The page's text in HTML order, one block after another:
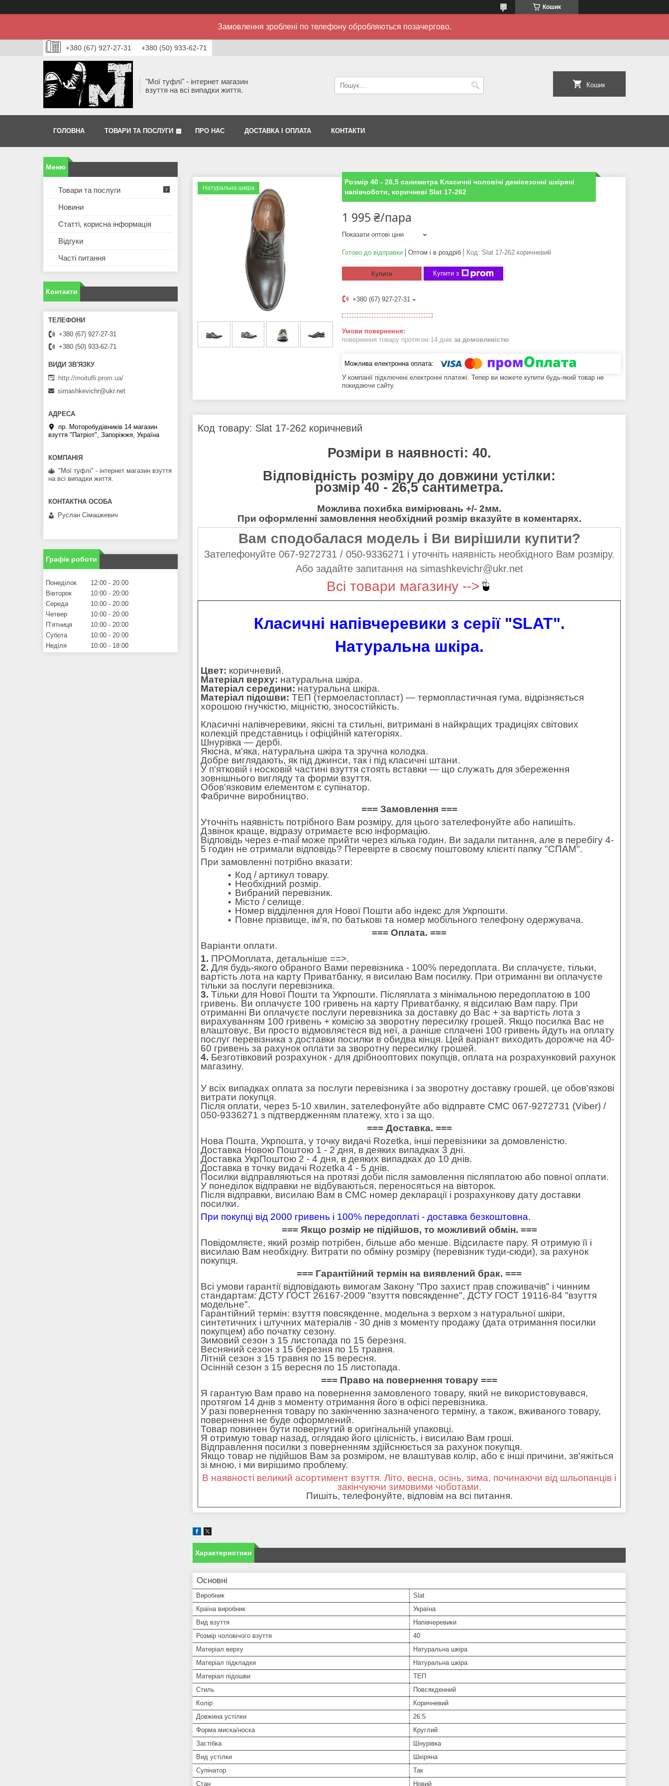
Кошик
Замовлення зроблені по телефону обробляються позачергово.
+380 (67) 927-27-31 +380 (50) 933-62-71
"Мої туфлі" - інтернет магазин
взуття на всі випадки життя.
Кошик
ГОЛОВНА ТОВАРИ ТА ПОСЛУГИ ПРО НАС ДОСТАВКА І ОПЛАТА КОНТАКТИ
Натуральна шкіра
Розмір 40 - 26,5 саниметра Класичні чоловічі демісезонні шкіряні
напівчоботи, коричневі Slat 17-262
1 995 ₴/пара
Показати оптові ціни
Готово до відправки Оптом і в роздріб Код: Slat 17-262 коричневий
Купити Купити з
+380 (67) 927-27-31
повернення товару протягом 14 днів за домовленістю
У компанії підключені електронні платежі. Тепер ви можете купити будь-який товар не
покидаючи сайту.
Код товару: Slat 17-262 коричневий
Розміри в наявності: 40.
Відповідність розміру до довжини устілки:
розмір 40 - 26,5 сантиметра.
Можлива похибка вимірювань +/- 2мм.
При оформленні замовлення необхідний розмір вказуйте в коментарях.
Вам сподобалася модель і Ви вирішили купити?
Зателефонуйте 067-9272731 / 050-9336271 і уточніть наявність необхідного Вам розміру.
Або задайте запитання на simashkevichr@ukr.net
Всі товари магазину -->
Класичні напівчеревики з серії "SLAT".
Натуральна шкіра.
Цвет: коричневий.
Матеріал верху: натуральна шкіра.
Матеріал середини: натуральна шкіра.
Матеріал підошви: ТЕП (термоеластопласт) — термопластичная гума, відрізняється
хорошою гнучкістю, міцністю, зносостійкість.
Класичні напівчеревики, якісні та стильні, витримані в найкращих традиціях світових
колекцій представниць і офіційній категоріях.
Шнурівка — дербі.
Якісна, м'яка, натуральна шкіра та зручна колодка.
Добре виглядають, як під джинси, так і під класичні штани.
У п'ятковій і носковій частині взуття стоять вставки — що служать для збереження
зовнішнього вигляду та форми взуття.
Обов'язковим елементом є супінатор.
Фабричне виробництво.
=== Замовлення ===
Уточніть наявність потрібного Вам розміру, для цього зателефонуйте або напишіть.
Дзвінок краще, відразу отримаєте всю інформацію.
Відповідь через e-mail може прийти через кілька годин. Ви задали питання, але в перебігу 4-
5 годин не отримали відповідь? Перевірте в своєму поштовому клієнті папку "СПАМ".
При замовленні потрібно вказати:
Код / артикул товару.
Необхідний розмір.
Вибраний перевізник.
Місто / селище.
Номер відділення для Нової Пошти або індекс для Укрпошти.
Повне прізвище, ім'я, по батькові та номер мобільного телефону одержувача.
=== Оплата. ===
Варіанти оплати.
1. ПРОМоплата, детальніше ==>.
2. Для будь-якого обраного Вами перевізника - 100% передоплата. Ви сплачуєте, тільки,
вартість лота на карту Приватбанку, я висилаю Вам посилку. При отриманні ви оплачуєте
тільки за послуги перевізника.
3. Тільки для Нової Пошти та Укрпошти. Післяплата з мінімальною передоплатою в 100
гривень. Ви оплачуєте 100 гривень на карту Приватбанку, я відсилаю Вам пару. При
отриманні Ви оплачуєте послуги перевізника за доставку до Вас + за вартість лота з
вирахуванням 100 гривень + комісію за зворотну пересилку грошей. Якщо посилка Вас не
влаштовує, Ви просто відмовляєтеся від неї, а раніше сплачені 100 гривень йдуть на оплату
послуг перевізника з доставки посилки в обидва кінця. Цей варіант виходить дорожче на 40-
60 гривень за рахунок оплати за зворотну пересилку грошей.
4. Безготівковий розрахунок - для дрібнооптових покупців, оплата на розрахунковий рахунок
магазину.
У всіх випадках оплата за послуги перевізника і за зворотну доставку грошей, це обов'язкові
витрати покупця.
Після оплати, через 5-10 хвилин, зателефонуйте або відправте СМС 067-9272731 (Viber) /
050-9336271 з підтвердженням платежу, хто і за що.
=== Доставка. ===
Нова Пошта, Укрпошта, у точку видачі Rozetka, інші перевізники за домовленістю.
Доставка Новою Поштою 1 - 2 дня, в деяких випадках 3 дні.
Доставка УкрПоштою 2 - 4 дня, в деяких випадках до 10 днів.
Доставка в точку видачі Rozetka 4 - 5 днів.
Посилки відправляються на протязі доби після замовлення післяплатою або повної оплати.
У понеділок відправки не відбуваються, переносяться на вівторок.
Після відправки, висилаю Вам в СМС номер декларації і розрахункову дату доставки
посилки.
При покупці від 2000 гривень і 100% передоплаті - доставка безкоштовна.
=== Якщо розмір не підійшов, то можливий обмін. ===
Повідомляєте, який розмір потрібен, більше або менше. Відсилаєте пару. Я отримую її і
висилаю Вам необхідну. Витрати по обміну розміру (перевізник туди-сюди), за рахунок
покупця.
=== Гарантійний термін на виявлений брак. ===
Всі умови гарантії відповідають вимогам Закону "Про захист прав споживачів" і чинним
стандартам: ДСТУ ГОСТ 26167-2009 "взуття повсякденне", ДСТУ ГОСТ 19116-84 "взуття
модельне".
Гарантійний термін: взуття повсякденне, модельна з верхом з натуральної шкіри,
синтетичних і штучних матеріалів - 30 днів з моменту продажу (дата отримання посилки
покупцем) або початку сезону.
Зимовий сезон з 15 листопада по 15 березня.
Весняний сезон з 15 березня по 15 травня.
Літній сезон з 15 травня по 15 вересня.
Осінній сезон з 15 вересня по 15 листопада.
=== Право на повернення товару ===
Я гарантую Вам право на повернення замовленого товару, який не використовувався,
протягом 14 днів з моменту отримання його в офісі перевізника.
У разі повернення товару по закінченню зазначеного терміну, а також, вживаного товару,
повернення не буде оформлений.
Товар повинен бути повернутий в оригінальній упаковці.
Я отримую товар назад, оглядаю його цілісність, і висилаю Вам гроші.
Відправлення посилки з поверненням здійснюється за рахунок покупця.
Якщо товар не підійшов Вам за розміром, не влаштував колір, або є інші причини, зв'яжіться
зі мною, і ми вирішимо проблему.
В наявності великий асортимент взуття. Літо, весна, осінь, зима, починаючи від шльопанців і
закінчуючи зимовими чоботами.
Пишіть, телефонуйте, відповім на всі питання.
Характеристики
Основні
Виробник
Slat
Країна виробник
Україна
Вид взуття
Напівчеревики
Розмір чоловічого взуття
40
Матеріал верху
Натуральна шкіра
Матеріал підкладки
Натуральна шкіра
Матеріал підошви
ТЕП
Стиль
Повсякденний
Колір
Коричневий
Довжина устілки
26.5
Форма миска/носка
Круглий
Застібка
Шнурівка
Вид устілки
Шкіряна
Супінатор
Так
Стан
Новий
Товари та послуги
Новини
Статті, корисна інформація
Відгуки
Часті питання
Контакти
+380 (67) 927-27-31
+380 (50) 933-62-71
http://moitufli.prom.ua/
simashkevichr@ukr.net
пр. Моторобудівників 14 магазин
взуття "Патріот", Запоріжжя, Україна
"Мої туфлі" - інтернет магазин взуття
на всі випадки життя.
Руслан Сімашкевич
Графік роботи
Понеділок 12:00
20:00
Вівторок
10:00
20:00
Середа
10:00
20:00
Четвер
10:00
20:00
Пʼятниця
10:00
20:00
Субота
10:00
20:00
Неділя
10:00 18:00